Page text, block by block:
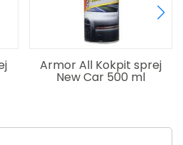
Armor All Kokpit sprej
New Car 500 ml